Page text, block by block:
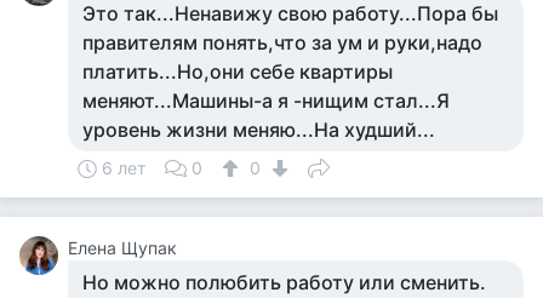
Это так...Ненавижу свою работу...Пора бы
правителям понять,что за ум и руки,надо
платить...Но,они себе квартиры
меняют...Машины-а я -нищим стал...Я
уровень жизни меняю...На худший...
6 лет 0 0
Елена Щупак
Но можно полюбить работу или сменить.